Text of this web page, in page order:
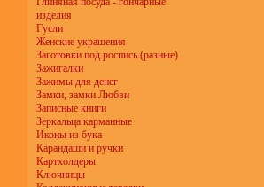
изделия
Гусли
Женские украшения
Заготовки под роспись (разные)
Зажигалки
Зажимы для денег
Замки, замки Любви
Записные книги
Зеркальца карманные
Иконы из бука
Карандаши и ручки
Картхолдеры
Ключницы